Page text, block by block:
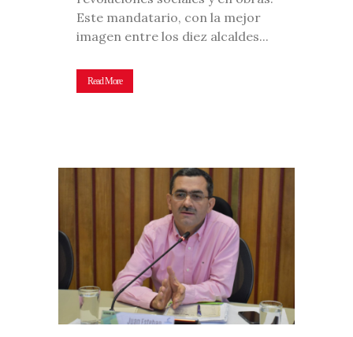
Este mandatario, con la mejor
imagen entre los diez alcaldes...
Read More